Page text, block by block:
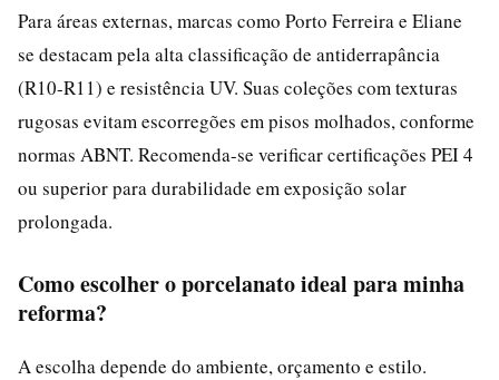
Para áreas externas, marcas como Porto Ferreira e Eliane
se destacam pela alta classificação de antiderrapância
(R10-R11) e resistência UV. Suas coleções com texturas
rugosas evitam escorregões em pisos molhados, conforme
normas ABNT. Recomenda-se verificar certificações PEI 4
ou superior para durabilidade em exposição solar
prolongada.
Como escolher o porcelanato ideal para minha
reforma?
A escolha depende do ambiente, orçamento e estilo.